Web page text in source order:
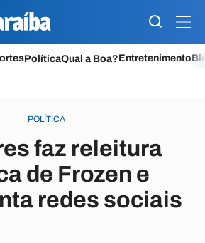
PolíticaQual a Boa?Entretenimento
POLÍTICA
faz releitura
de Frozen e
redes sociais